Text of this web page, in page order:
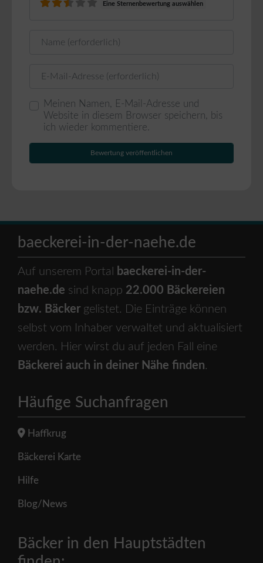
Eine Sternenbewertung auswählen
Meinen Namen, E-Mail-Adresse und
Website in diesem Browser speichern, bis
ich wieder kommentiere.
baeckerei-in-der-naehe.de
Auf unserem Portal
baeckerei-in-der-
naehe.de sind knapp 22.000 Bäckereien
bzw. Bäcker gelistet. Die Einträge können
selbst vom Inhaber verwaltet und aktualisiert
werden. Hier wirst du auf jeden Fall eine
Bäckerei auch in deiner Nähe finden.
Häufige Suchanfragen
Haffkrug
Bäckerei Karte
Hilfe
Blog/News
Bäcker in den Hauptstädten